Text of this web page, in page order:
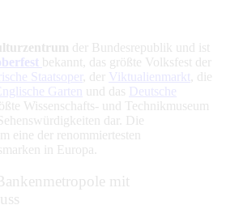
der Bundesrepublik und ist
bekannt, das größte Volksfest der
Staatsoper , der Viktualienmarkt
, die
Garten und das Deutsche
Wissenschafts- und Technikmuseum
dar. Die
eine der renommiertesten
in Europa.
mit